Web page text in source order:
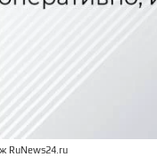
RuNews24.ru